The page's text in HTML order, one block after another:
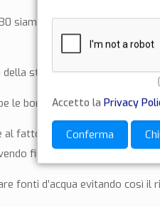
siamo partiti dalla cattedrale,
statale verso Cervignano
le borracce e ripartiti di gran
fatto che il sole è rimasto in
fiumi di acqua.
fonti d’acqua evitando così il
Accetto la Privacy
Conferma